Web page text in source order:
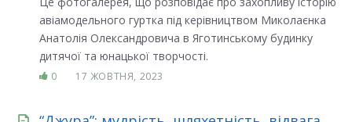
авіамодельного гуртка під керівництвом Миколаєнка
Анатолія Олександровича в Яготинському будинку
дитячої та юнацької творчості.
0 17 ЖОВТНЯ, 2023